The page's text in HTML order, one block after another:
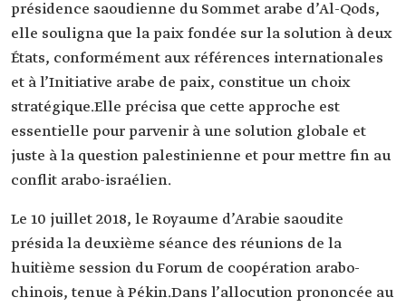
présidence saoudienne du Sommet arabe d’Al-Qods,
elle souligna que la paix fondée sur la solution à deux
États, conformément aux références internationales
et à l’Initiative arabe de paix, constitue un choix
stratégique.Elle précisa que cette approche est
essentielle pour parvenir à une solution globale et
juste à la question palestinienne et pour mettre fin au
conflit arabo-israélien.
Le 10 juillet 2018, le Royaume d’Arabie saoudite
présida la deuxième séance des réunions de la
huitième session du Forum de coopération arabo-
chinois, tenue à Pékin.Dans l’allocution prononcée au